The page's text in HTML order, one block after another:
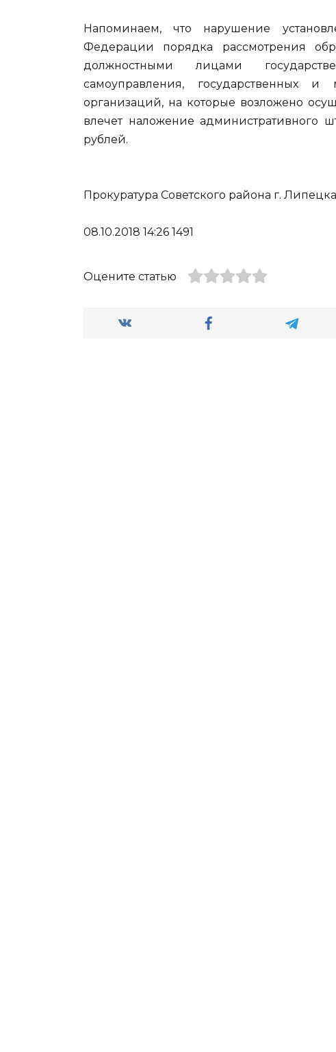
Напоминаем, что нарушение
Федерации порядка рассмотрения
должностными лицами
самоуправления, государственных
организаций, на которые возложено
влечет наложение административного
рублей.
Прокуратура Советского района г. Липецка
08.10.2018 14:26 1491
Оцените статью